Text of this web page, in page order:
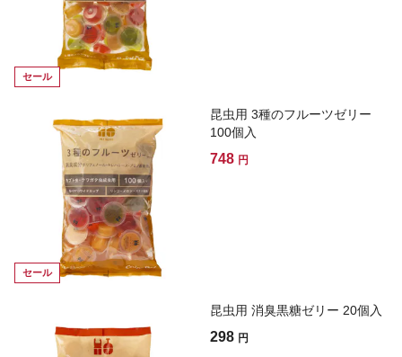
セール
セール
昆虫用 3種のフルーツゼリー
100個入
748 円
昆虫用 消臭黒糖ゼリー 20個入
298 円